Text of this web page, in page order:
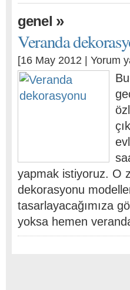
genel »
Veranda
[16 May 2012 | Yorum
yapmak istiyoruz. O
dekorasyonu
tasarlayacağımıza
yoksa hemen